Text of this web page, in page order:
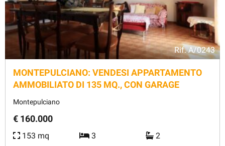
Rif.A/0243
MONTEPULCIANO: VENDESI APPARTAMENTO
AMMOBILIATO DI 135 MQ., CON GARAGE
Montepulciano
€ 160.000
153 mq 3 2